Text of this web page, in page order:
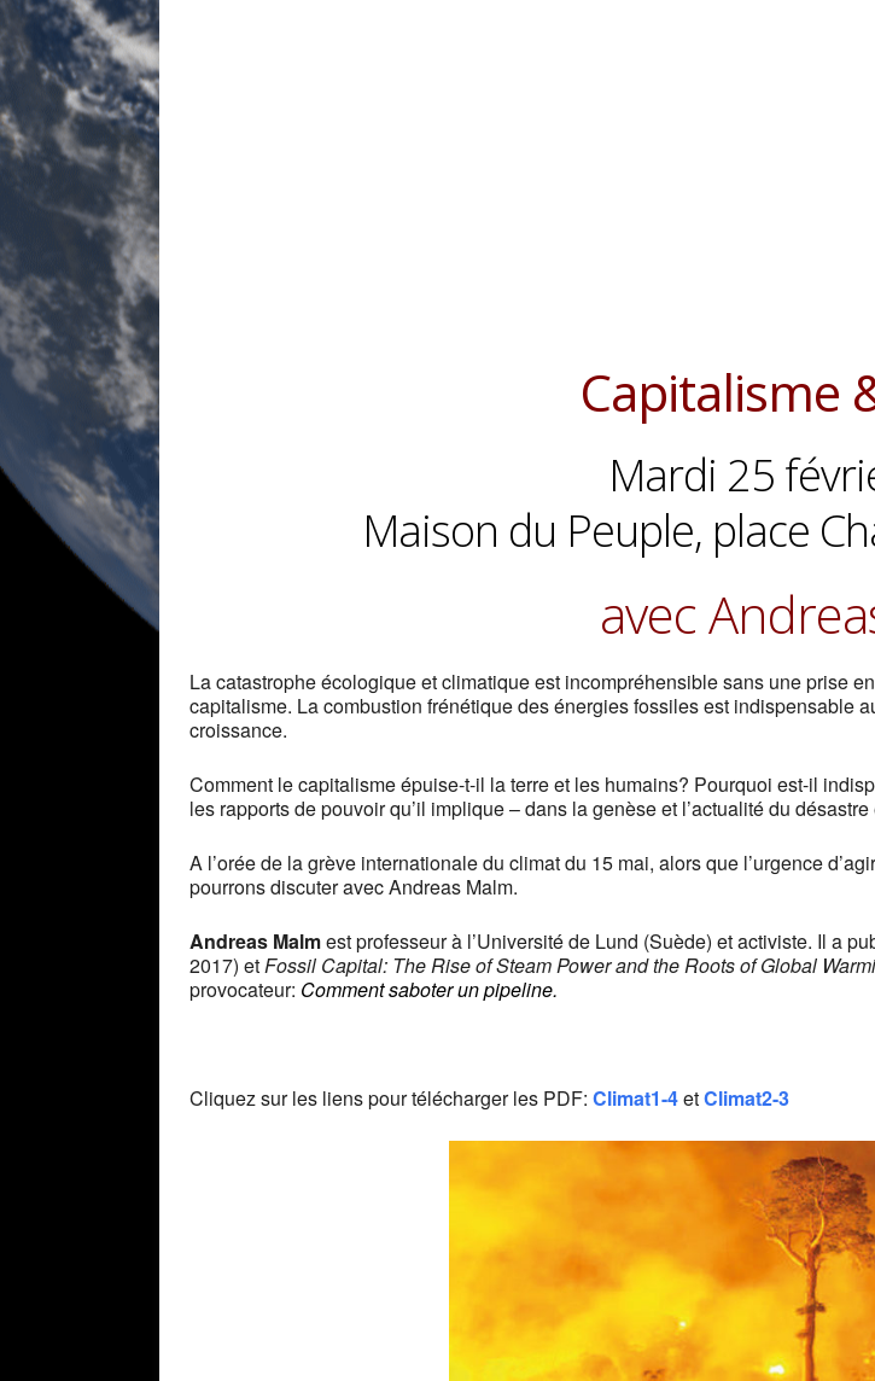
Capitalisme
Mardi 25
Maison du Peuple, place
avec
La catastrophe écologique et climatique est incompréhensible sans une prise
capitalisme. La combustion frénétique des énergies fossiles est indispensable
croissance.
Comment le capitalisme épuise-t-il la terre et les humains? Pourquoi est-il
les rapports de pouvoir qu’il implique – dans la genèse et l’actualité du
A l’orée de la grève internationale du climat du 15 mai, alors que l’urgence
pourrons discuter avec Andreas Malm.
Andreas Malmest professeur à l’Université de Lund (Suède) et activiste. Il a
2017) etFossil Capital: The Rise of Steam Power and the Roots of Global
provocateur: Comment saboter un pipeline.
Cliquez sur les liens pour télécharger les PDF: Climat1-4etClimat2-3